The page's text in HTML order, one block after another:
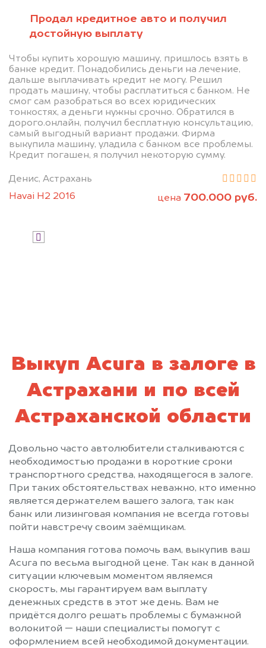
Продал кредитное авто и получил
достойную выплату
Чтобы купить хорошую машину, пришлось взять в
банке кредит. Понадобились деньги на лечение,
дальше выплачивать кредит не могу. Решил
продать машину, чтобы расплатиться с банком. Не
смог сам разобраться во всех юридических
тонкостях, а деньги нужны срочно. Обратился в
дорого.онлайн, получил бесплатную консультацию,
самый выгодный вариант продажи. Фирма
выкупила машину, уладила с банком все проблемы.
Кредит погашен, я получил некоторую сумму.
Денис, Астрахань
Havai H2 2016
цена 700.000 руб.
551-81-15
Мы проконсультируем вас и
рассчитаем стоимость вашего
автомобиля.
Узнать цену
Выкуп Acura в залоге в
Астрахани и по всей
Астраханской области
Довольно часто автолюбители сталкиваются с
необходимостью продажи в короткие сроки
транспортного средства, находящегося в залоге.
При таких обстоятельствах неважно, кто именно
является держателем вашего залога, так как
банк или лизинговая компания не всегда готовы
пойти навстречу своим заёмщикам.
Наша компания готова помочь вам, выкупив ваш
Acura по весьма выгодной цене. Так как в данной
ситуации ключевым моментом являемся
скорость, мы гарантируем вам выплату
денежных средств в этот же день. Вам не
придётся долго решать проблемы с бумажной
волокитой — наши специалисты помогут с
оформлением всей необходимой документации.